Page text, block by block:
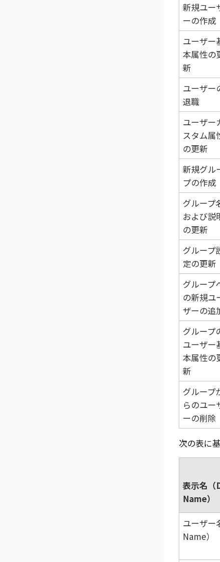
新規ユー
ーの作成
ユーザー
本属性の
新
ユーザー
退職
ユーザー
スタム属
の更新
新規グル
プの作成
グループ
および説
の更新
グループ
定の更新
グループ
の新規ユ
ザーの追
グループ
ユーザー
本属性の
新
グループ
らのユー
ーの削除
次の表に
表示名
Name）
ユーザー
Name）